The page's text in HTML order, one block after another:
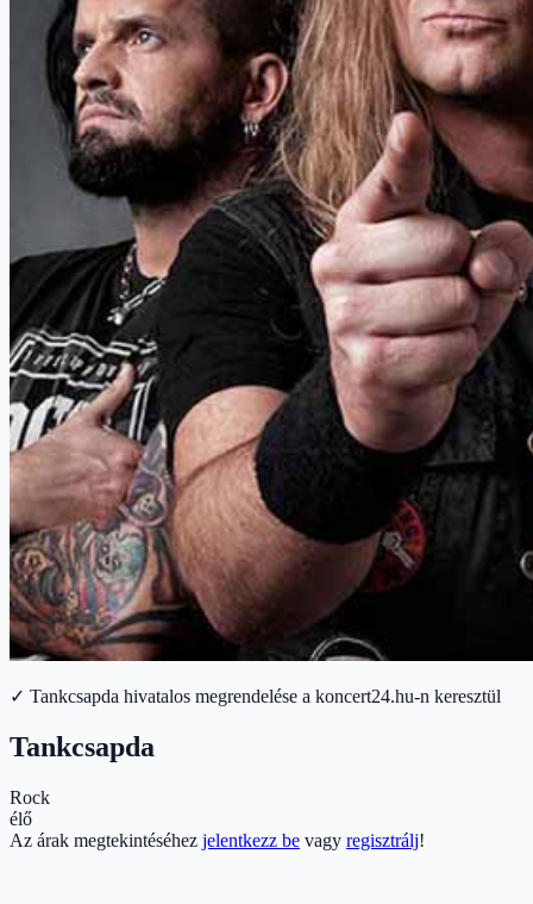
✓ Tankcsapda hivatalos megrendelése a koncert24.hu-n keresztül
Tankcsapda
Rock
élő
Az árak megtekintéséhez jelentkezz be vagy regisztrálj!